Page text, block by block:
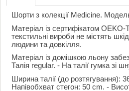
Шорти з колекції Medicine.
Матеріал із сертифікатом
текстильні вироби не містять
людини та довкілля.
Матеріал із домішкою льону
Талія regular. - На талії гумка зі
Ширина талії (до розтягування):
Напівобхват стегон: 50 cm. -